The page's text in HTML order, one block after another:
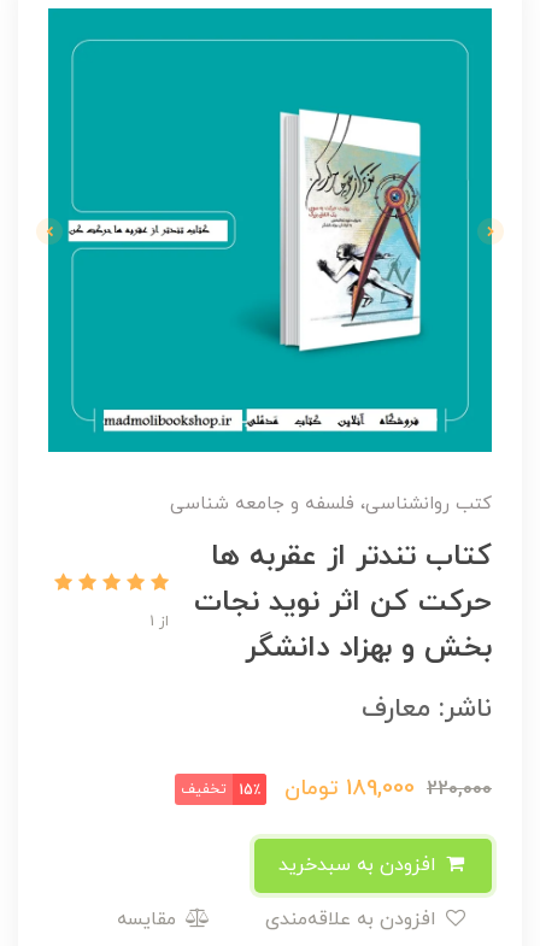
کتب روانشناسی، فلسفه و جامعه شناسی
کتاب تندتر از عقربه ها
حرکت کن اثر نوید نجات
بخش و بهزاد دانشگر
از 1
ناشر: معارف
220,000
189,000 تومان 15٪ تخفیف
مقایسه